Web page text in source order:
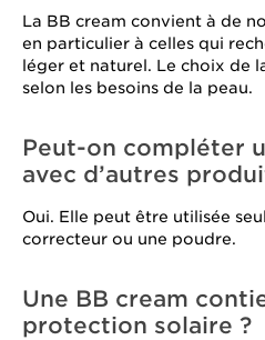
La BB cream convient à de
en particulier à celles qui
léger et naturel. Le choix de
selon les besoins de la peau.
Peut-on compléter
avec d’autres
Oui. Elle peut être utilisée
correcteur ou une poudre.
Une BB cream
protection solaire ?